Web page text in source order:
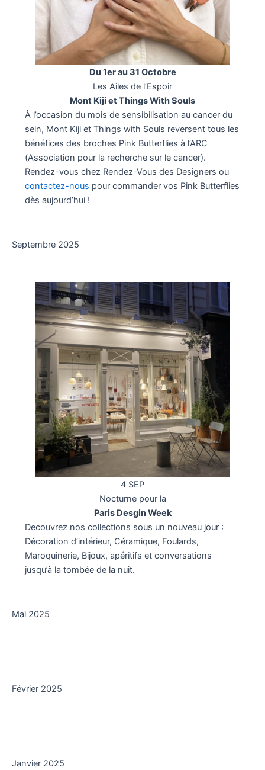
Du 1er au 31 Octobre
Les Ailes de l’Espoir
Mont Kiji et Things With Souls
À l’occasion du mois de sensibilisation au cancer du
sein, Mont Kiji et Things with Souls reversent tous les
bénéfices des broches Pink Butterflies à l’ARC
(Association pour la recherche sur le cancer).
Rendez-vous chez Rendez-Vous des Designers ou
contactez-nous pour commander vos Pink Butterflies
dès aujourd’hui !
Septembre 2025
4 SEP
Nocturne pour la
Paris Desgin Week
Decouvrez nos collections sous un nouveau jour :
Décoration d’intérieur, Céramique, Foulards,
Maroquinerie, Bijoux, apéritifs et conversations
jusqu’à la tombée de la nuit.
Mai 2025
Février 2025
Janvier 2025